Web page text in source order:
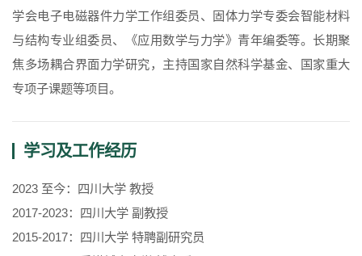
学生活动 创业就业 奖助学金
学会电子电磁器件力学工作组委员、固体力学专委会智能材料
与结构专业组委员、《应用数学与力学》青年编委等。长期聚
焦多场耦合界面力学研究，主持国家自然科学基金、国家重大
专项子课题等项目。
学习及工作经历
2023 至今：四川大学 教授
2017-2023：四川大学 副教授
2015-2017：四川大学 特聘副研究员